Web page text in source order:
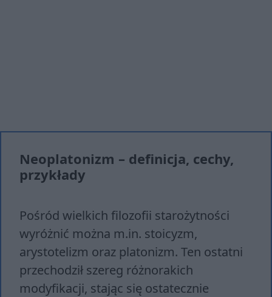
Neoplatonizm – definicja, cechy,
przykłady
Pośród wielkich filozofii starożytności
wyróżnić można m.in. stoicyzm,
arystotelizm oraz platonizm. Ten ostatni
przechodził szereg różnorakich
modyfikacji, stając się ostatecznie